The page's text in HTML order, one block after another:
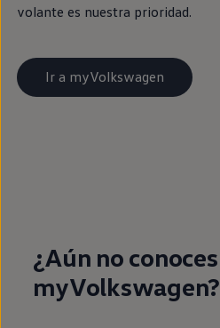
volante es nuestra prioridad.
Ir a myVolkswagen
¿Aún no conoces
myVolkswagen?